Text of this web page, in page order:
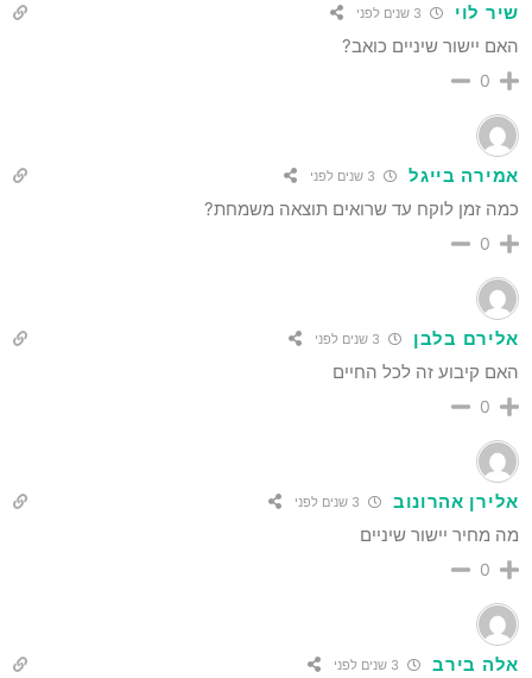
שיר לוי
האם יישור שיניים כואב?
0
אמירה בייגל
כמה זמן לוקח עד שרואים תוצאה משמחת?
0
אלירם בלבן
האם קיבוע זה לכל החיים
0
אלירן אהרונוב
מה מחיר יישור שיניים
0
אלה בירב